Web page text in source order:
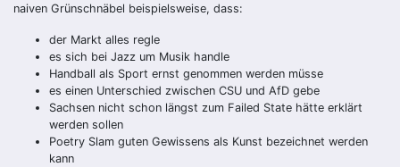
naiven Grünschnäbel beispielsweise, dass:
der Markt alles regle
es sich bei Jazz um Musik handle
Handball als Sport ernst genommen werden müsse
es einen Unterschied zwischen CSU und AfD gebe
Sachsen nicht schon längst zum Failed State hätte erklärt
werden sollen
Poetry Slam guten Gewissens als Kunst bezeichnet werden
kann